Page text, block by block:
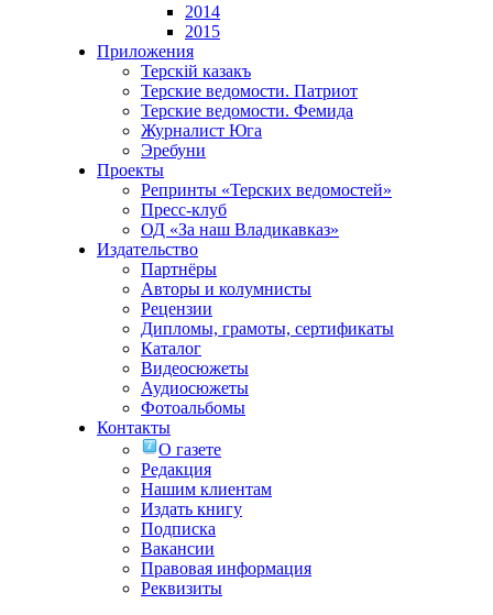
2014
2015
Приложения
Терскiй казакъ
Терские ведомости. Патриот
Терские ведомости. Фемида
Журналист Юга
Эребуни
Проекты
Репринты «Терских ведомостей»
Пресс-клуб
ОД «За наш Владикавказ»
Издательство
Партнёры
Авторы и колумнисты
Рецензии
Дипломы, грамоты, сертификаты
Каталог
Видеосюжеты
Аудиосюжеты
Фотоальбомы
Контакты
О газете
Редакция
Нашим клиентам
Издать книгу
Подписка
Вакансии
Правовая информация
Реквизиты